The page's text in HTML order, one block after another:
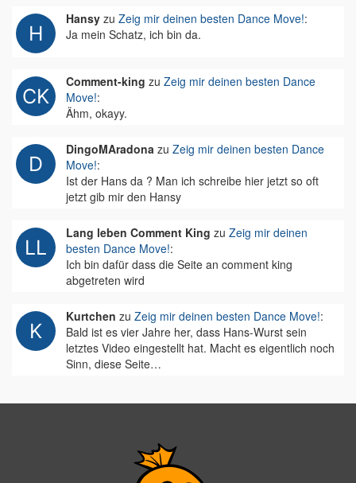
Hansy zu Zeig mir deinen besten Dance Move!:
Ja mein Schatz, ich bin da.
Comment-king zu Zeig mir deinen besten Dance
Move!:
Ähm, okayy.
DingoMAradona zu Zeig mir deinen besten Dance
Move!:
Ist der Hans da ? Man ich schreibe hier jetzt so oft
jetzt gib mir den Hansy
Lang leben Comment King zu Zeig mir deinen
besten Dance Move!:
Ich bin dafür dass die Seite an comment king
abgetreten wird
Kurtchen zu Zeig mir deinen besten Dance Move!:
Bald ist es vier Jahre her, dass Hans-Wurst sein
letztes Video eingestellt hat. Macht es eigentlich noch
Sinn, diese Seite…